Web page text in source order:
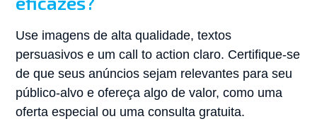
Use imagens de alta qualidade, textos
persuasivos e um call to action claro. Certifique-se
de que seus anúncios sejam relevantes para seu
público-alvo e ofereça algo de valor, como uma
oferta especial ou uma consulta gratuita.